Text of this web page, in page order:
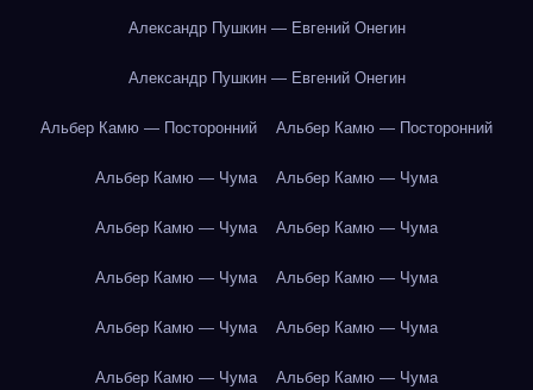
Александр Пушкин — Евгений Онегин
Александр Пушкин — Евгений Онегин
Альбер Камю — Посторонний Альбер Камю — Посторонний
Альбер Камю — Чума Альбер Камю — Чума
Альбер Камю — Чума Альбер Камю — Чума
Альбер Камю — Чума Альбер Камю — Чума
Альбер Камю — Чума Альбер Камю — Чума
Альбер Камю — Чума Альбер Камю — Чума